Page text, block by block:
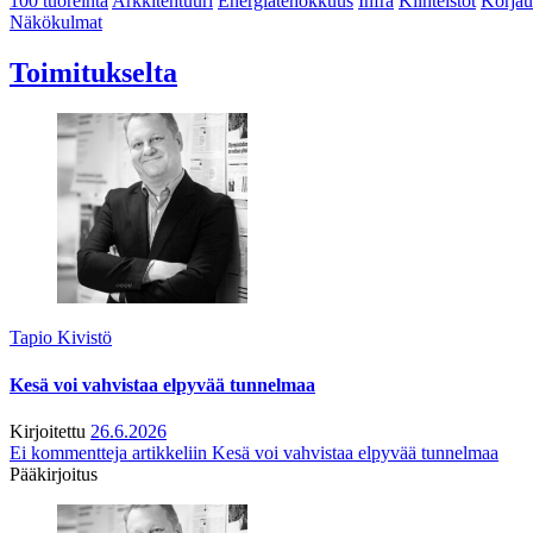
Näkökulmat
Toimitukselta
Tapio Kivistö
Kesä voi vahvistaa elpyvää tunnelmaa
Kirjoitettu 26.6.2026
Ei kommentteja artikkeliin Kesä voi vahvistaa elpyvää tunnelmaa
Pääkirjoitus